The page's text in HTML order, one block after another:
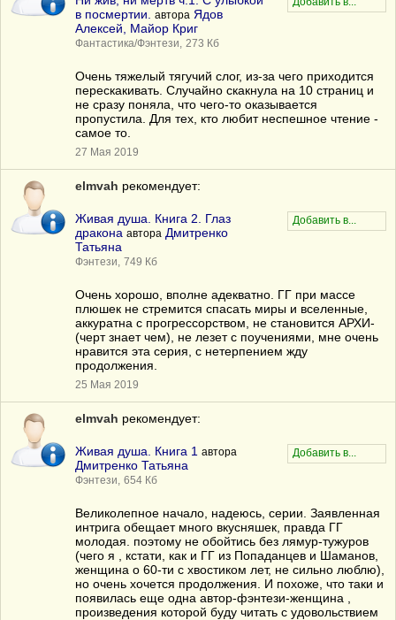
в посмертии.
автора Ядов
Алексей, Майор Криг
Фантастика/Фэнтези, 273 Кб
Очень тяжелый тягучий слог, из-за чего приходится
перескакивать. Случайно скакнула на 10 страниц и
не сразу поняла, что чего-то оказывается
пропустила. Для тех, кто любит неспешное чтение -
самое то.
27 Мая 2019
elmvah рекомендует:
Живая душа. Книга 2. Глаз
дракона автора Дмитренко
Татьяна
Фэнтези, 749 Кб
Очень хорошо, вполне адекватно. ГГ при массе
плюшек не стремится спасать миры и вселенные,
аккуратна с прогрессорством, не становится АРХИ-
(черт знает чем), не лезет с поучениями, мне очень
нравится эта серия, с нетерпением жду
продолжения.
25 Мая 2019
elmvah рекомендует:
Живая душа. Книга 1 автора
Дмитренко Татьяна
Фэнтези, 654 Кб
Великолепное начало, надеюсь, серии. Заявленная
интрига обещает много вкусняшек, правда ГГ
молодая. поэтому не обойтись без лямур-тужуров
(чего я , кстати, как и ГГ из Попаданцев и Шаманов,
женщина о 60-ти с хвостиком лет, не сильно люблю),
но очень хочется продолжения. И похоже, что таки и
появилась еще одна автор-фэнтези-женщина ,
произведения которой буду читать с удовольствием